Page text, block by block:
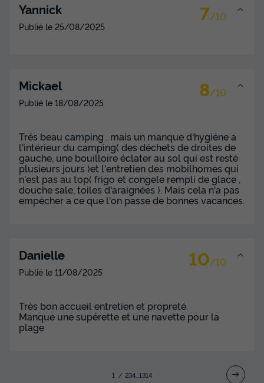
CHALET 7 personnes - CHALET
CHALET 7 personnes - CHALET MEDITERRANEE 4/7P
CLIM
du29/08/2026au05/09/2026
Meilleur prix pour 7 nuits
Modifier les dates
Yannick 7/10
Publié le 25/08/2025
Mickael 8/10
Publié le 18/08/2025
Trés beau camping , mais un manque d'hygiéne a
l'intérieur du camping( des déchets de droites de
gauche, une bouilloire éclater au sol qui est resté
plusieurs jours )et l'entretien des mobilhomes qui
n'est pas au top( frigo et congele rempli de glace ,
douche sale, toiles d'araignées ). Mais cela n'a pas
empécher a ce que l'on passe de bonnes vacances.
Danielle 10/10
Publié le 11/08/2025
Très bon accueil entretien et propreté.
Manque une supérette et une navette pour la
plage
1 234 ...1314